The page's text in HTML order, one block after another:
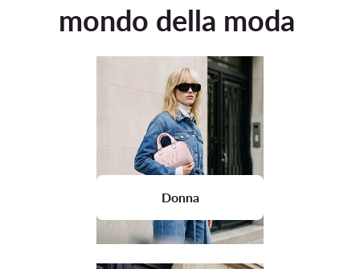
mondo della moda
Donna